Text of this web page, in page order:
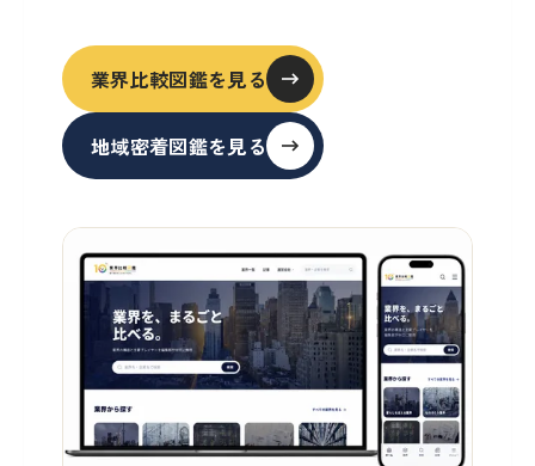
業界比較図鑑を見る
地域密着図鑑を見る